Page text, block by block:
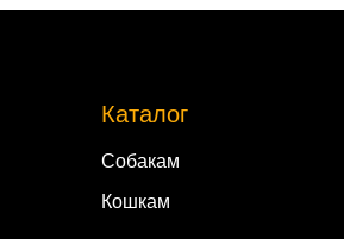
Каталог
Собакам
Кошкам